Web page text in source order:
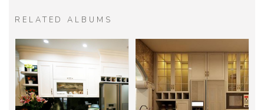
RELATED ALBUMS